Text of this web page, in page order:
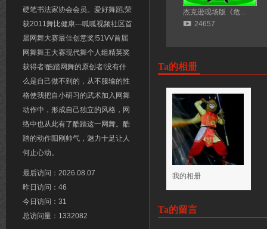
硬笔书法家协会会员。爱好舞蹈;荣
获2011舞比健康---呱呱视频社区首
届网舞大赛最佳创意奖!51VV首届
网舞舞王大赛现代舞个人组精英奖
获得者!酷踏网舞的原创者!没有什
么是自己做不到的，从不服输的性
格使我把自小研习的武术加入网舞
动作中，形成自己独立的风格，网
络中也从此有了酷踏这一网舞。酷
踏的动作阳刚帅气，魅力十足让人
何止心动。
最后访问：2026.08.07
昨日访问：46
今日访问：31
总访问量：1332082
杰克逊现场版《危...
24657
Ta的相册
我的相册
Ta的留言